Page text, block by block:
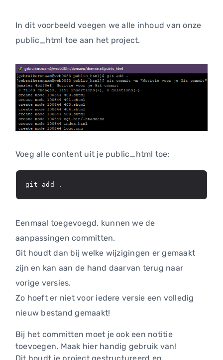
In dit voorbeeld voegen we alle inhoud van onze
public_html toe aan het project.
Voeg alle content uit je public_html toe:
git add .
Eenmaal toegevoegd, kunnen we de
aanpassingen committen.
Git houdt dan bij welke wijzigingen er gemaakt
zijn en kan aan de hand daarvan terug naar
vorige versies.
Zo hoeft er niet voor iedere versie een volledig
nieuw bestand gemaakt!
Bij het committen moet je ook een notitie
toevoegen. Maak hier handig gebruik van!
Dit houdt je project gestructureerd en